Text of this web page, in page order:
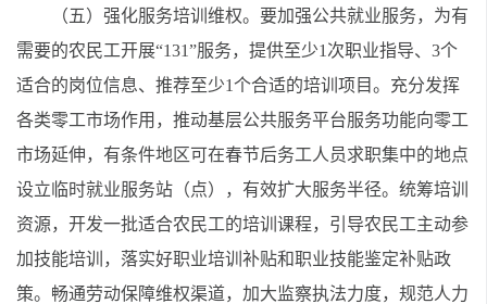
（五）强化服务培训维权。要加强公共就业服务，为有
需要的农民工开展“131”服务，提供至少1次职业指导、3个
适合的岗位信息、推荐至少1个合适的培训项目。充分发挥
各类零工市场作用，推动基层公共服务平台服务功能向零工
市场延伸，有条件地区可在春节后务工人员求职集中的地点
设立临时就业服务站（点），有效扩大服务半径。统筹培训
资源，开发一批适合农民工的培训课程，引导农民工主动参
加技能培训，落实好职业培训补贴和职业技能鉴定补贴政
策。畅通劳动保障维权渠道，加大监察执法力度，规范人力